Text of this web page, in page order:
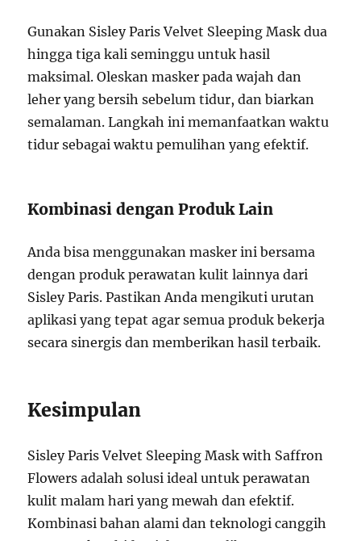
Gunakan Sisley Paris Velvet Sleeping Mask dua
hingga tiga kali seminggu untuk hasil
maksimal. Oleskan masker pada wajah dan
leher yang bersih sebelum tidur, dan biarkan
semalaman. Langkah ini memanfaatkan waktu
tidur sebagai waktu pemulihan yang efektif.
Kombinasi dengan Produk Lain
Anda bisa menggunakan masker ini bersama
dengan produk perawatan kulit lainnya dari
Sisley Paris. Pastikan Anda mengikuti urutan
aplikasi yang tepat agar semua produk bekerja
secara sinergis dan memberikan hasil terbaik.
Kesimpulan
Sisley Paris Velvet Sleeping Mask with Saffron
Flowers adalah solusi ideal untuk perawatan
kulit malam hari yang mewah dan efektif.
Kombinasi bahan alami dan teknologi canggih